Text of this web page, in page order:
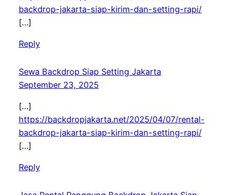
backdrop-jakarta-siap-kirim-dan-setting-rapi/
[…]
Reply
Sewa Backdrop Siap Setting Jakarta
September 23, 2025
[…]
https://backdropjakarta.net/2025/04/07/rental-
backdrop-jakarta-siap-kirim-dan-setting-rapi/
[…]
Reply